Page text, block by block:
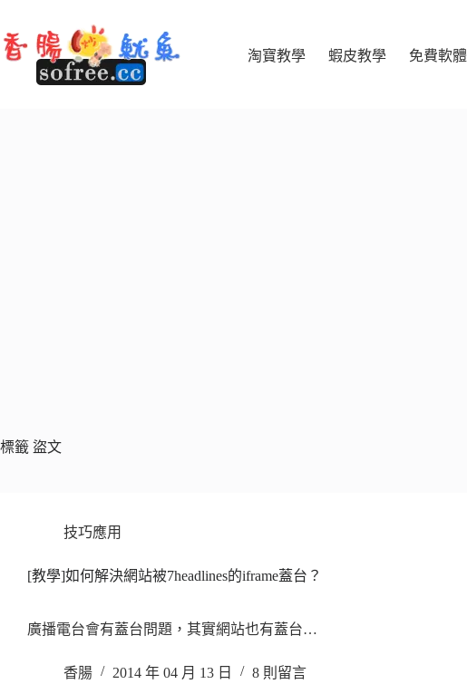
至
主
淘寶教學 蝦皮教學 免費軟體
標籤 盜文
技巧應用
[教學]如何解決網站被7headlines的iframe蓋台？
廣播電台會有蓋台問題，其實網站也有蓋台…
香腸 2014 年 04 月 13 日 8 則留言